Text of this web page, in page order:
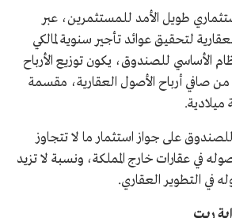
طويل الأمد للمستثمرين، عبر
لتحقيق عوائد تأجير سنوية لمالكي
الأساسي للصندوق، يكون توزيع الأرباح
لا تقل عن 90% من صافي أرباح الأصول العقارية، مقسمة
على جواز استثمار ما لا تتجاوز
أصوله في عقارات خارج المملكة، ونسبة لا تزيد
ريت